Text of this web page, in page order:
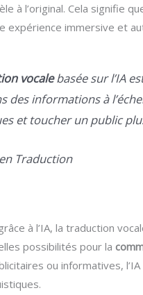
à l’original. Cela signifie
expérience immersive et
vocalebasée sur l’IA
des informations à
et toucher un public
Traduction
à l’IA, la traduction
possibilités pour la
ou informatives,